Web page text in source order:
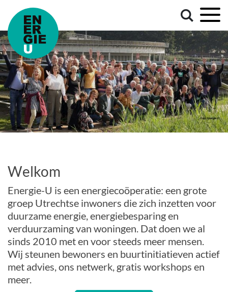
Welkom
Energie-U is een energiecoöperatie: een grote
groep Utrechtse inwoners die zich inzetten voor
duurzame energie, energiebesparing en
verduurzaming van woningen. Dat doen we al
sinds 2010 met en voor steeds meer mensen.
Wij steunen bewoners en buurtinitiatieven actief
met advies, ons netwerk, gratis workshops en
meer.